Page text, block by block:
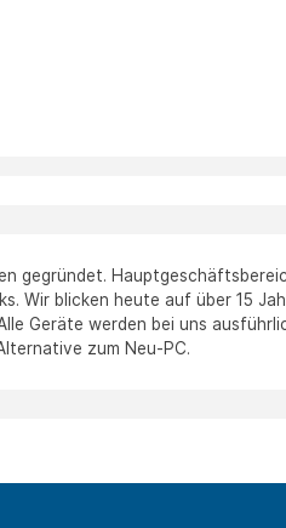
gegründet.
Wir blicken heute auf über 15
Geräte werden bei uns
zum Neu-PC.